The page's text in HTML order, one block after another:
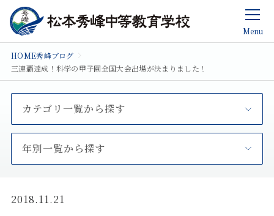
Menu
HOME秀峰ブログ
三連覇達成！科学の甲子園全国大会出場が決まりました！
カテゴリ一覧から探す
年別一覧から探す
2018.11.21